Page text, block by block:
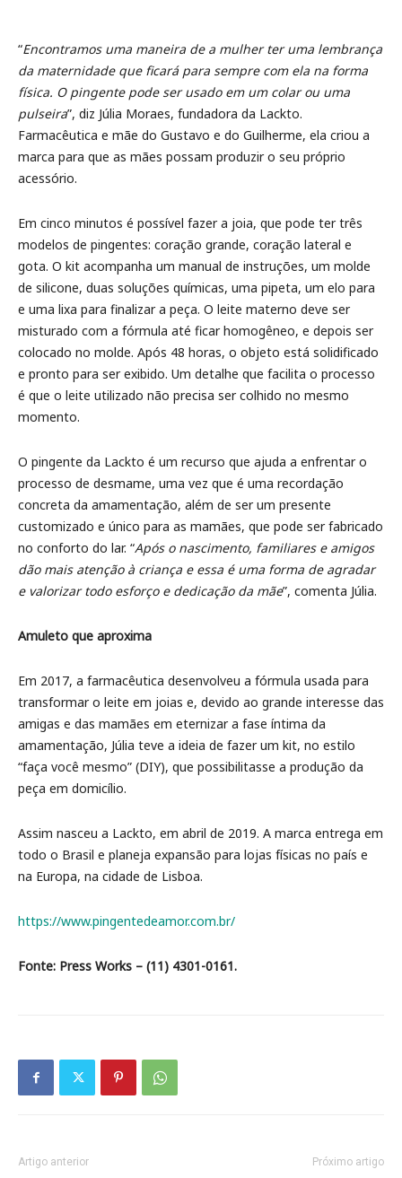
“Encontramos uma maneira de a mulher ter uma lembrança
da maternidade que ficará para sempre com ela na forma
física. O pingente pode ser usado em um colar ou uma
pulseira”, diz Júlia Moraes, fundadora da Lackto.
Farmacêutica e mãe do Gustavo e do Guilherme, ela criou a
marca para que as mães possam produzir o seu próprio
acessório.
Em cinco minutos é possível fazer a joia, que pode ter três
modelos de pingentes: coração grande, coração lateral e
gota. O kit acompanha um manual de instruções, um molde
de silicone, duas soluções químicas, uma pipeta, um elo para
e uma lixa para finalizar a peça. O leite materno deve ser
misturado com a fórmula até ficar homogêneo, e depois ser
colocado no molde. Após 48 horas, o objeto está solidificado
e pronto para ser exibido. Um detalhe que facilita o processo
é que o leite utilizado não precisa ser colhido no mesmo
momento.
O pingente da Lackto é um recurso que ajuda a enfrentar o
processo de desmame, uma vez que é uma recordação
concreta da amamentação, além de ser um presente
customizado e único para as mamães, que pode ser fabricado
no conforto do lar. “Após o nascimento, familiares e amigos
dão mais atenção à criança e essa é uma forma de agradar
e valorizar todo esforço e dedicação da mãe”, comenta Júlia.
Amuleto que aproxima
Em 2017, a farmacêutica desenvolveu a fórmula usada para
transformar o leite em joias e, devido ao grande interesse das
amigas e das mamães em eternizar a fase íntima da
amamentação, Júlia teve a ideia de fazer um kit, no estilo
“faça você mesmo” (DIY), que possibilitasse a produção da
peça em domicílio.
Assim nasceu a Lackto, em abril de 2019. A marca entrega em
todo o Brasil e planeja expansão para lojas físicas no país e
na Europa, na cidade de Lisboa.
https://www.pingentedeamor.com.br/
Fonte: Press Works – (11) 4301-0161.
Artigo anterior Próximo artigo